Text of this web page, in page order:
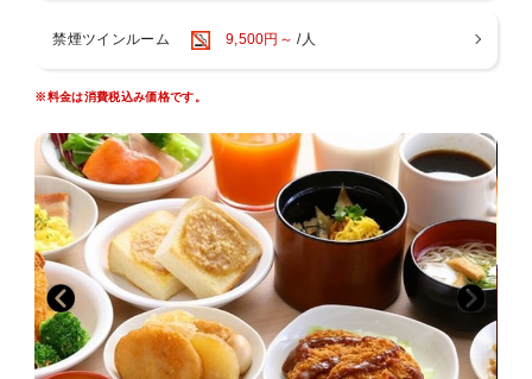
所】12階 【時間】15：00〜翌朝10：00(サウナ1：00〜5：00利用休
呂・オートロウリュ高温サウナ 【泉質】 アルカリ性低張性温泉 【効
／乳液もご用意いたしております。 ◆夜鳴きそば 大好評！あっさり醤
油味のラーメンを無料サービス！ 【場所】2階レストラン 【時間】
21:30〜23:00 ◆湯上りサービス 12階湯上り処にて無料でご提供！
【場所】12階 【時間】アイス 15:00〜25:00 乳酸菌飲
料 05:00〜10:00 ◆駐車場 【料金】機械式立体駐車場1，300円／1
泊（先着順） 【車両制限】車高2.05m以下：車幅1.85m以下：車長
5.05m以下 ※ホテル駐車場が満車となった場合は、提携先駐車場をご
案内いたします。 ◆お子様添い寝 添い寝のお子様はベッド1台につき
1名様までとさせていただき、別途施設利用料を申し受けておりま
す。 0〜2歳…無料／3歳〜小学生…3，000円（子供用アメニティ付)
禁煙ツインルーム 9,500円～ /人
※料金は消費税込み価格です。